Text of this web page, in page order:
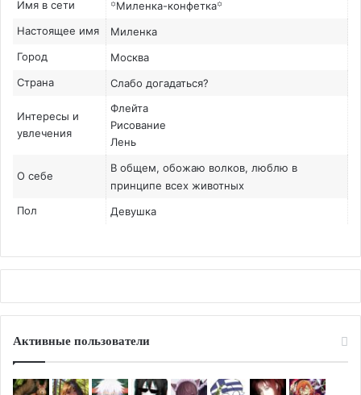
Имя в сети
꙳Миленка-конфетка꙳
Настоящее имя
Миленка
Город
Москва
Страна
Слабо догадаться?
Интересы и
увлечения
Флейта
Рисование
Лень
О себе
В общем, обожаю волков, люблю в
принципе всех животных
Пол
Девушка
Активные пользователи